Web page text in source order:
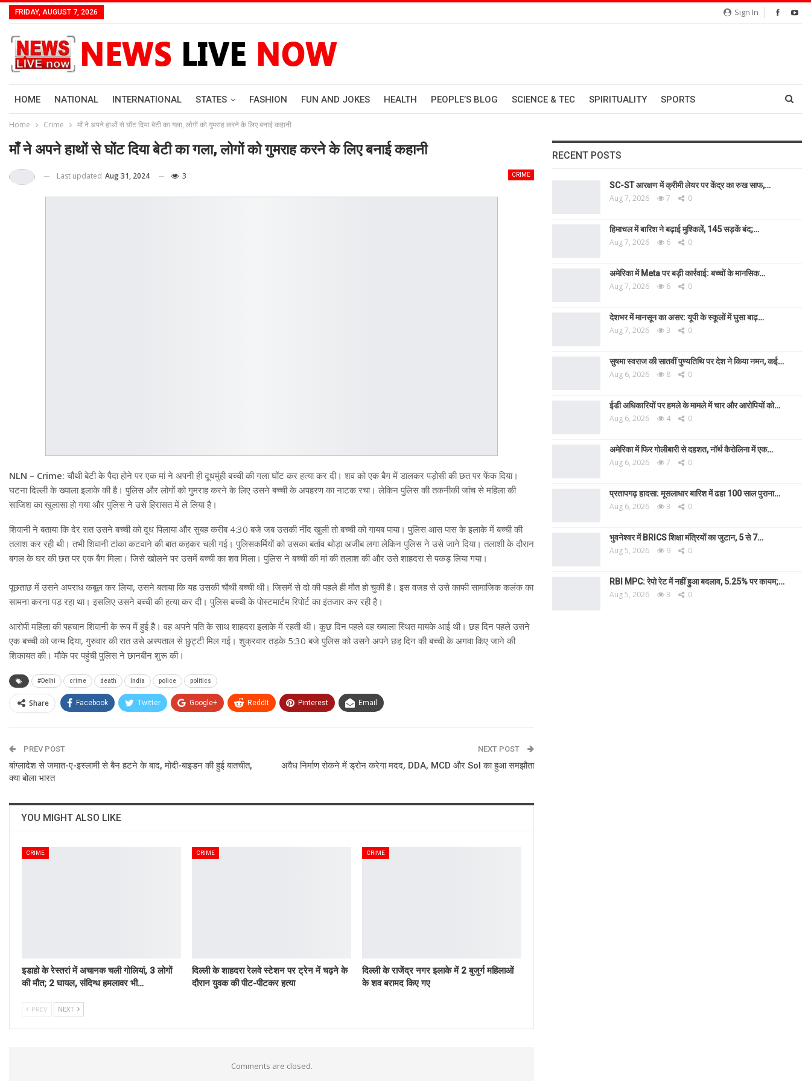
Sign In
FRIDAY, AUGUST 7, 2026
HOME NATIONAL INTERNATIONAL STATES FASHION FUN AND JOKES HEALTH PEOPLE’S BLOG SCIENCE & TEC SPIRITUALITY SPORTS
Home Crime माँ ने अपने हाथों से घोंट दिया बेटी का गला, लोगों को गुमराह करने के लिए बनाई कहानी
माँ ने अपने हाथों से घोंट दिया बेटी का गला, लोगों को गुमराह करने के लिए बनाई कहानी
CRIME
Last updated Aug 31, 2024 3
NLN – Crime: चौथी बेटी के पैदा होने पर एक मां ने अपनी ही दूधमुंही बच्ची की गला घोंट कर हत्या कर दी। शव को एक बैग में डालकर पड़ोसी की छत पर फेंक दिया।
घटना दिल्ली के ख्याला इलाके की है। पुलिस और लोगों को गुमराह करने के लिए उसने बच्ची के अपहरण का नाटक रचा। लेकिन पुलिस की तकनीकी जांच से महिला की
साजिश का खुलासा हो गया और पुलिस ने उसे हिरासत में ले लिया है।
शिवानी ने बताया कि देर रात उसने बच्ची को दूध पिलाया और सुबह करीब 4:30 बजे जब उसकी नींद खुली तो बच्ची को गायब पाया। पुलिस आस पास के इलाके में बच्ची की
तलाश कर रही थी। तभी शिवानी टांका कटवाने की बात कहकर चली गई। पुलिसकर्मियों को उसका बर्ताव थोड़ा अजीब लगा लेकिन पुलिस ने उसे जाने दिया। तलाशी के दौरान
बगल के घर की छत पर एक बैग मिला। जिसे खोलने पर उसमें बच्ची का शव मिला। पुलिस ने बच्ची की मां की तलाश की और उसे शाहदरा से पकड़ लिया गया।
पूछताछ में उसने अपराध कबूल कर लिया, उसने बताया कि यह उसकी चौथी बच्ची थी। जिसमें से दो की पहले ही मौत हो चुकी है। इस वजह से उसे काफी सामाजिक कलंक का
सामना करना पड़ रहा था। इसलिए उसने बच्ची की हत्या कर दी। पुलिस बच्ची के पोस्टमार्टम रिपोर्ट का इंतजार कर रही है।
आरोपी महिला की पहचान शिवानी के रूप में हुई है। वह अपने पति के साथ शाहदरा इलाके में रहती थी। कुछ दिन पहले वह ख्याला स्थित मायके आई थी। छह दिन पहले उसने
एक बच्ची को जन्म दिया, गुरुवार की रात उसे अस्पताल से छुट्टी मिल गई। शुक्रवार तड़के 5:30 बजे पुलिस को उसने अपने छह दिन की बच्ची के अगवा किए जाने की
शिकायत की। मौके पर पहुंची पुलिस ने छानबीन शुरू की।
#Delhi crime death India police politics
Share Facebook Twitter Google+ ReddIt Pinterest Email
PREV POST
बांग्लादेश से जमात-ए-इस्लामी से बैन हटने के बाद, मोदी-बाइडन की हुई बातचीत,
क्या बोला भारत
NEXT POST
अवैध निर्माण रोकने में ड्रोन करेगा मदद, DDA, MCD और SoI का हुआ समझौता
YOU MIGHT ALSO LIKE
CRIME
इडाहो के रेस्तरां में अचानक चली गोलियां, 3 लोगों
की मौत; 2 घायल, संदिग्ध हमलावर भी…
CRIME
दिल्ली के शाहदरा रेलवे स्टेशन पर ट्रेन में चढ़ने के
दौरान युवक की पीट-पीटकर हत्या
CRIME
दिल्ली के राजेंद्र नगर इलाके में 2 बुजुर्ग महिलाओं
के शव बरामद किए गए
PREV NEXT
Comments are closed.
RECENT POSTS
SC-ST आरक्षण में क्रीमी लेयर पर केंद्र का रुख साफ,…
Aug 7, 2026 7 0
हिमाचल में बारिश ने बढ़ाई मुश्किलें, 145 सड़कें बंद;…
Aug 7, 2026 6 0
अमेरिका में Meta पर बड़ी कार्रवाई: बच्चों के मानसिक…
Aug 7, 2026 6 0
देशभर में मानसून का असर: यूपी के स्कूलों में घुसा बाढ़…
Aug 7, 2026 3 0
सुषमा स्वराज की सातवीं पुण्यतिथि पर देश ने किया नमन, कई…
Aug 6, 2026 8 0
ईडी अधिकारियों पर हमले के मामले में चार और आरोपियों को…
Aug 6, 2026 4 0
अमेरिका में फिर गोलीबारी से दहशत, नॉर्थ कैरोलिना में एक…
Aug 6, 2026 7 0
प्रतापगढ़ हादसा: मूसलाधार बारिश में ढहा 100 साल पुराना…
Aug 6, 2026 3 0
भुवनेश्वर में BRICS शिक्षा मंत्रियों का जुटान, 5 से 7…
Aug 5, 2026 9 0
RBI MPC: रेपो रेट में नहीं हुआ बदलाव, 5.25% पर कायम;…
Aug 5, 2026 3 0